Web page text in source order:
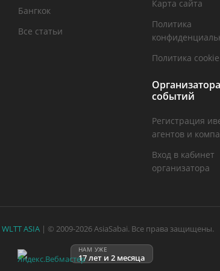
Бангкок
Все статьи
Карта сайта
Политика
Политика cookie
событий
Регистрация
агентов и
Вход в кабинет
организатора
WLTT ASIA | © 2009-2026 AsiaSabai. Все права защищены.
НАМ УЖЕ
17 лет и 2 месяца